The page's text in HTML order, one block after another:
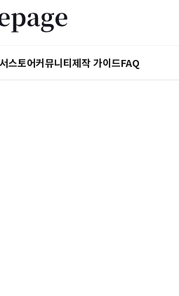
스토어커뮤니티제작 가이드FAQ